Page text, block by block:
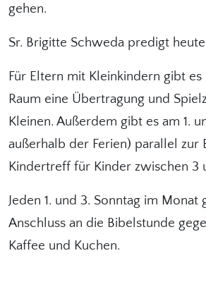
gehen.
Sr. Brigitte Schweda predigt
Für Eltern mit Kleinkindern gibt
Raum eine Übertragung und
Kleinen. Außerdem gibt es am 1.
außerhalb der Ferien) parallel zur
Kindertreff für Kinder zwischen 3
Jeden 1. und 3. Sonntag im Monat
Anschluss an die Bibelstunde
Kaffee und Kuchen.